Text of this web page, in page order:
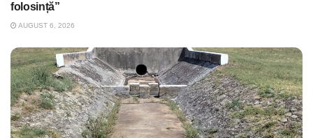
folosință”
AUGUST 6, 2026